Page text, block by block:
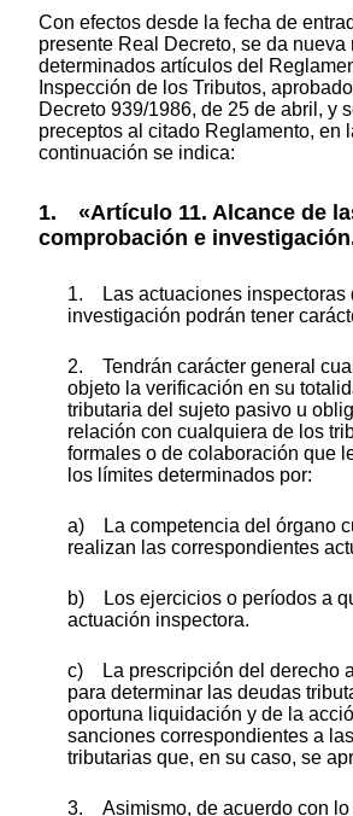
Con efectos desde la fecha de
presente Real Decreto, se da nueva
determinados artículos del
Inspección de los Tributos,
Decreto 939/1986, de 25 de abril, y
preceptos al citado Reglamento, en
continuación se indica:
1. «Artículo 11. Alcance de
comprobación e
1. Las actuaciones inspectoras
investigación podrán tener
2. Tendrán carácter general
objeto la verificación en su
tributaria del sujeto pasivo u
relación con cualquiera de los
formales o de colaboración que
los límites determinados por:
a) La competencia del órgano
realizan las correspondientes
b) Los ejercicios o períodos a
actuación inspectora.
c) La prescripción del derecho
para determinar las deudas
oportuna liquidación y de la
sanciones correspondientes a
tributarias que, en su caso, se
3. Asimismo, de acuerdo con lo